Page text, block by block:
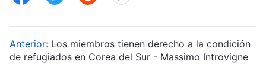
Anterior: Los miembros tienen derecho a la condición
de refugiados en Corea del Sur - Massimo Introvigne